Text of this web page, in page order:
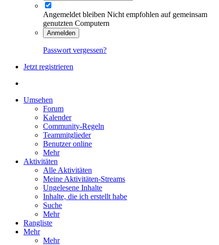
Angemeldet bleiben Nicht empfohlen auf gemeinsam
genutzten Computern
Anmelden
Passwort vergessen?
Jetzt registrieren
Umsehen
Forum
Kalender
Community-Regeln
Teammitglieder
Benutzer online
Mehr
Aktivitäten
Alle Aktivitäten
Meine Aktivitäten-Streams
Ungelesene Inhalte
Inhalte, die ich erstellt habe
Suche
Mehr
Rangliste
Mehr
Mehr